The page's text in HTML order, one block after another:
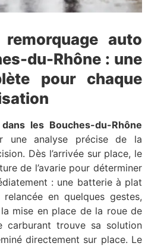
auto
du-Rhône : une
pour chaque
les Bouches-du-Rhône
une analyse précise de la
Dès l’arrivée sur place, le
de l’avarie pour déterminer
: une batterie à plat
en quelques gestes,
mise en place de la roue de
carburant trouve sa solution
directement sur place. Le